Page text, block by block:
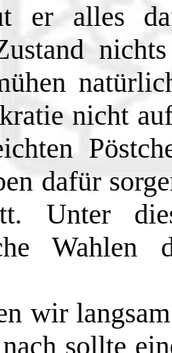
er alles
nicht
dafür
Unter
wir
sollte